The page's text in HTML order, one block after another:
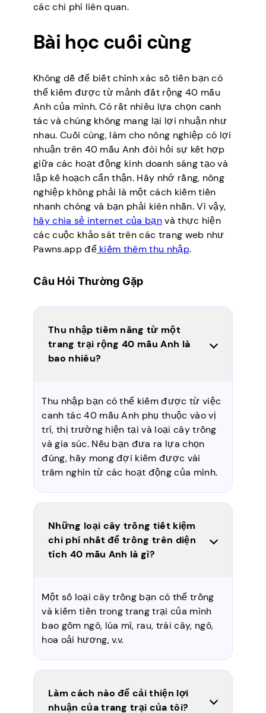
các chi phí liên quan.
Bài học cuối cùng
Không dễ để biết chính xác số tiền bạn có
thể kiếm được từ mảnh đất rộng 40 mẫu
Anh của mình. Có rất nhiều lựa chọn canh
tác và chúng không mang lại lợi nhuận như
nhau. Cuối cùng, làm cho nông nghiệp có lợi
nhuận trên 40 mẫu Anh đòi hỏi sự kết hợp
giữa các hoạt động kinh doanh sáng tạo và
lập kế hoạch cẩn thận. Hãy nhớ rằng, nông
nghiệp không phải là một cách kiếm tiền
nhanh chóng và bạn phải kiên nhẫn. Vì vậy,
hãy chia sẻ internet của bạnvà thực hiện
các cuộc khảo sát trên các trang web như
Pawns.app đểkiếm thêm thu nhập.
Câu Hỏi Thường Gặp
Thu nhập tiềm năng từ một
trang trại rộng 40 mẫu Anh là
bao nhiêu?
Thu nhập bạn có thể kiếm được từ việc
canh tác 40 mẫu Anh phụ thuộc vào vị
trí, thị trường hiện tại và loại cây trồng
và gia súc. Nếu bạn đưa ra lựa chọn
đúng, hãy mong đợi kiếm được vài
trăm nghìn từ các hoạt động của mình.
Những loại cây trồng tiết kiệm
chi phí nhất để trồng trên diện
tích 40 mẫu Anh là gì?
Một số loại cây trồng bạn có thể trồng
và kiếm tiền trong trang trại của mình
bao gồm ngô, lúa mì, rau, trái cây, ngô,
hoa oải hương, v.v.
Làm cách nào để cải thiện lợi
nhuận của trang trại của tôi?